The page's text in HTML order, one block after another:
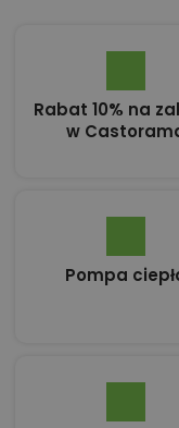
Rabat 10% na
w
Pompa